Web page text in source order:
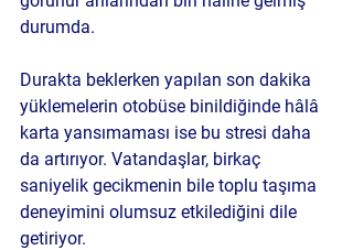
durumda.
Durakta beklerken yapılan son dakika
yüklemelerin otobüse binildiğinde hâlâ
karta yansımaması ise bu stresi daha
da artırıyor. Vatandaşlar, birkaç
saniyelik gecikmenin bile toplu taşıma
deneyimini olumsuz etkilediğini dile
getiriyor.